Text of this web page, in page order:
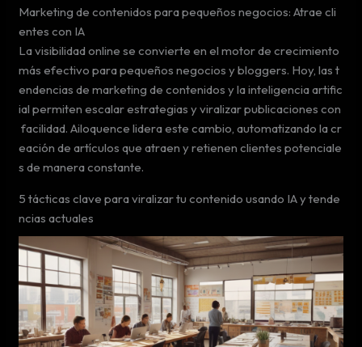
Marketing de contenidos para pequeños negocios: Atrae cli
entes con IA
La visibilidad online se convierte en el motor de crecimiento
más efectivo para pequeños negocios y bloggers. Hoy, las t
endencias de marketing de contenidos y la inteligencia artific
ial permiten escalar estrategias y viralizar publicaciones con
facilidad. Ailoquence lidera este cambio, automatizando la cr
eación de artículos que atraen y retienen clientes potenciale
s de manera constante.
5 tácticas clave para viralizar tu contenido usando IA y tende
ncias actuales